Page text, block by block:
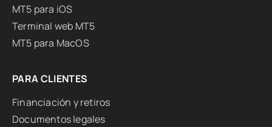
MT5 para iOS
Terminal web MT5
MT5 para MacOS
PARA CLIENTES
Financiación y retiros
Documentos legales